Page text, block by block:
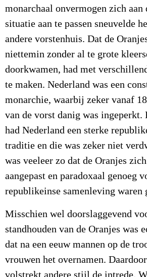
monarchaal onvermogen zich aan
situatie aan te passen sneuvelde
andere vorstenhuis. Dat de
niettemin zonder al te grote
doorkwamen, had met
te maken. Nederland was een
monarchie, waarbij zeker vanaf
van de vorst danig was ingeperkt.
had Nederland een sterke
traditie en die was zeker niet
was veeleer zo dat de Oranjes
aangepast en paradoxaal genoeg
republikeinse samenleving waren
Misschien wel doorslaggevend
standhouden van de Oranjes was
dat na een eeuw mannen op de
vrouwen het overnamen.
volstrekt andere stijl de intrede.